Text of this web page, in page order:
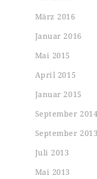
März 2016
Januar 2016
Mai 2015
April 2015
Januar 2015
September
September
Juli 2013
Mai 2013